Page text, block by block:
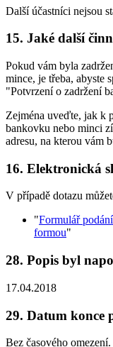
Další účastníci nejsou
15. Jaké další
Pokud vám byla
mince, je třeba, abyste
"Potvrzení o zadržení
Zejména uveďte, jak k
bankovku nebo minci
adresu, na kterou vám
16. Elektronická
V případě dotazu
"Formulář
formou"
28. Popis byl
17.04.2018
29. Datum konce
Bez časového omezení.